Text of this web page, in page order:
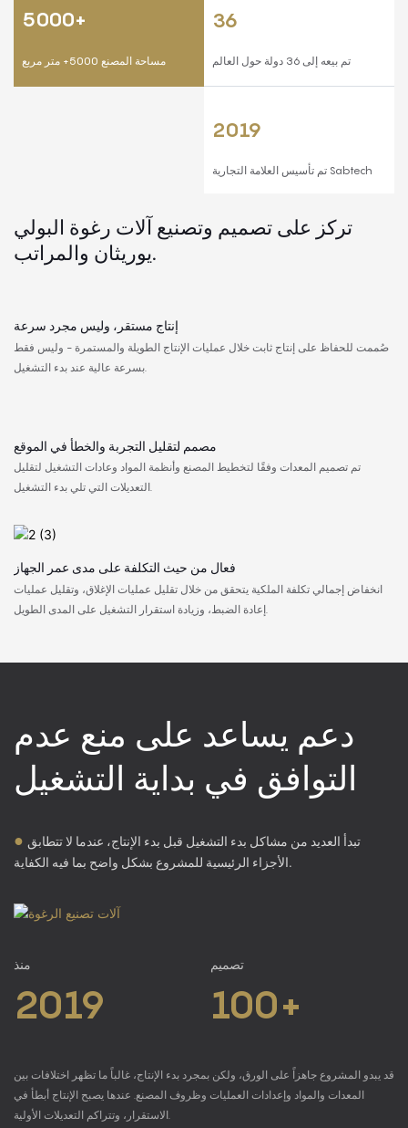
5000+
مساحة المصنع 5000+ متر مربع
36
تم بيعه إلى 36 دولة حول العالم
2019
تم تأسيس العلامة التجارية Sabtech
تركز على تصميم وتصنيع آلات رغوة البولي
يوريثان والمراتب.
إنتاج مستقر، وليس مجرد سرعة
صُممت للحفاظ على إنتاج ثابت خلال عمليات الإنتاج الطويلة والمستمرة - وليس فقط
مصمم لتقليل التجربة والخطأ في الموقع
تم تصميم المعدات وفقًا لتخطيط المصنع وأنظمة المواد وعادات التشغيل لتقليل
التعديلات التي تلي بدء التشغيل.
فعال من حيث التكلفة على مدى عمر الجهاز
انخفاض إجمالي تكلفة الملكية يتحقق من خلال تقليل عمليات الإغلاق، وتقليل عمليات
دعم يساعد على منع عدم
التوافق في بداية التشغيل
● تبدأ العديد من مشاكل بدء التشغيل قبل بدء الإنتاج، عندما لا تتطابق
الأجزاء الرئيسية للمشروع بشكل واضح بما فيه الكفاية.
منذ
2019
تصميم
100+
قد يبدو المشروع جاهزاً على الورق، ولكن بمجرد بدء الإنتاج، غالباً ما تظهر اختلافات بين
المعدات والمواد وإعدادات العمليات وظروف المصنع. عندها يصبح الإنتاج أبطأ في
الاستقرار، وتتراكم التعديلات الأولية.